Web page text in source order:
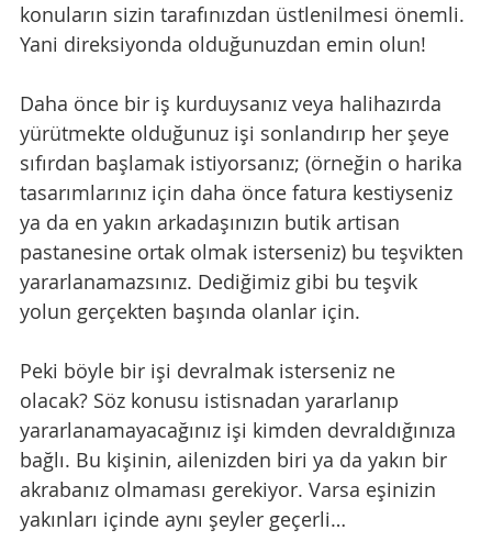
konuların sizin tarafınızdan üstlenilmesi önemli.
Yani direksiyonda olduğunuzdan emin olun!
Daha önce bir iş kurduysanız veya halihazırda
yürütmekte olduğunuz işi sonlandırıp her şeye
sıfırdan başlamak istiyorsanız; (örneğin o harika
tasarımlarınız için daha önce fatura kestiyseniz
ya da en yakın arkadaşınızın butik artisan
pastanesine ortak olmak isterseniz) bu teşvikten
yararlanamazsınız. Dediğimiz gibi bu teşvik
yolun gerçekten başında olanlar için.
Peki böyle bir işi devralmak isterseniz ne
olacak? Söz konusu istisnadan yararlanıp
yararlanamayacağınız işi kimden devraldığınıza
bağlı. Bu kişinin, ailenizden biri ya da yakın bir
akrabanız olmaması gerekiyor. Varsa eşinizin
yakınları içinde aynı şeyler geçerli…